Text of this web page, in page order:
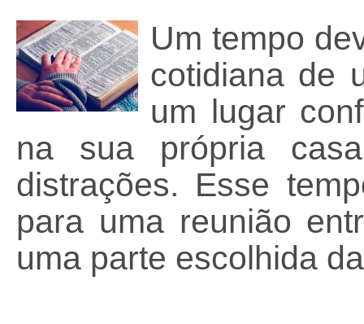
Um tempo
cotidiana de
um lugar
na sua própria
distrações. Esse
para uma reunião
uma parte escolhida